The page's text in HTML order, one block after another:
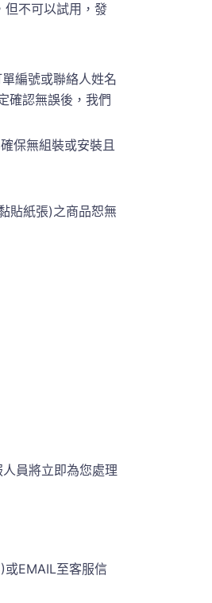
但不可以試用，發
編號或聯絡人姓名
確認無誤後，我們
保無組裝或安裝且
貼紙張)之商品恕無
員將立即為您處理
EMAIL至客服信